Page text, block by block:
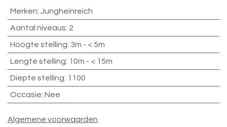
Merken: Jungheinreich
Aantal niveaus: 2
Hoogte stelling: 3m - < 5m
Lengte stelling: 10m - < 15m
Diepte stelling: 1100
Occasie: Nee
Algemene voorwaarden